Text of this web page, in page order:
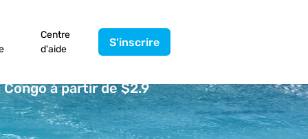
Centre
d'aide
S'inscrire
à partir de $2.9